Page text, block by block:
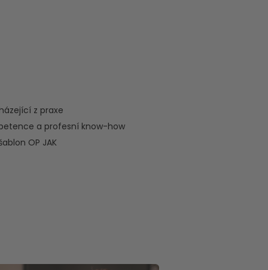
z praxe
a profesní know-how
OP JAK